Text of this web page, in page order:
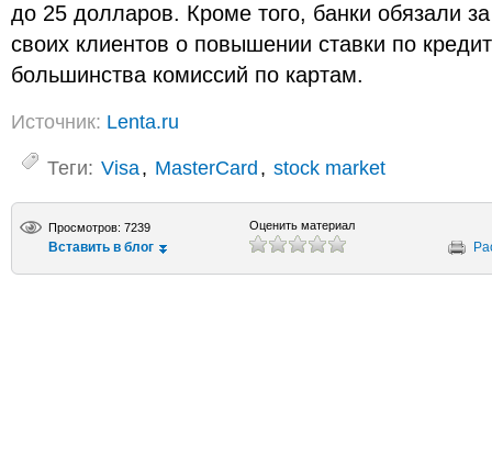
до 25 долларов. Кроме того, банки обязали
своих клиентов о повышении ставки по
большинства комиссий по картам.
Источник: Lenta.ru
Теги: Visa, MasterCard, stock market
Просмотров: 7239
Вставить в блог
Оценить материал